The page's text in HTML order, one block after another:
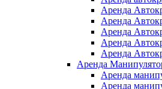
Аренда
Аренда
Аренда
Аренда
Аренда
Аренда
Аренда
Аренда